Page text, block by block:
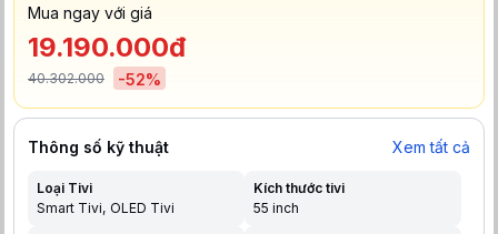
Mua ngay với giá
19.190.000đ
40.302.000 -52%
Thông số kỹ thuật Xem tất cả
Loại Tivi
Smart Tivi OLED Tivi
Kích thước tivi
55 inch